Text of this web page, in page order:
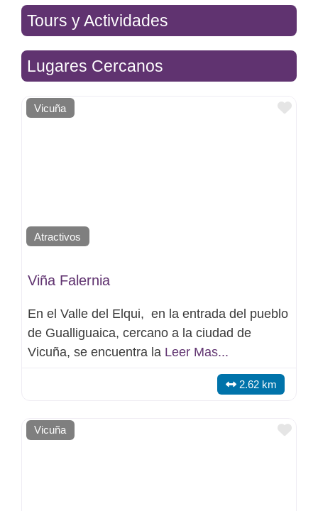
Tours y Actividades
Lugares Cercanos
Vicuña
Atractivos
Viña Falernia
En el Valle del Elqui, en la entrada del pueblo
de Gualliguaica, cercano a la ciudad de
Vicuña, se encuentra la Leer Mas...
2.62 km
Vicuña